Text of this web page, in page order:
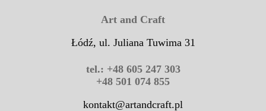
Art and Craft
Łódź, ul. Juliana Tuwima 31
tel.: +48 605 247 303
+48 501 074 855
kontakt@artandcraft.pl